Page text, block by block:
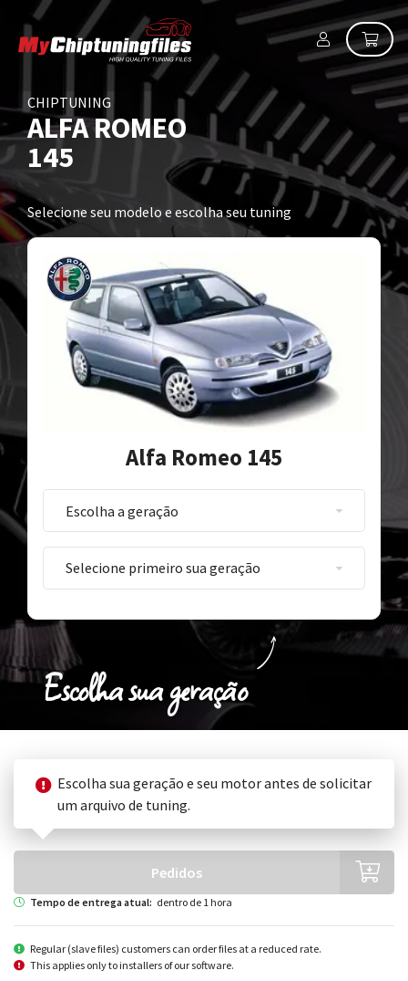
CHIPTUNING
ALFA ROMEO
145
Selecione seu modelo e escolha seu tuning
Alfa Romeo 145
Escolha sua geração
Escolha sua geração e seu motor antes de solicitar
um arquivo de tuning.
Pedidos
Tempo de entrega atual: dentro de 1 hora
Regular (slave files) customers can order files at a reduced rate.
This applies only to installers of our software.